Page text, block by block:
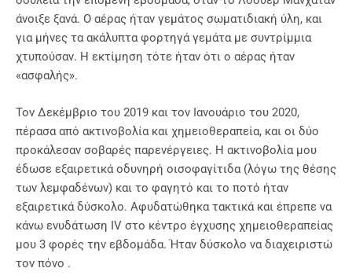
άνοιξε ξανά. Ο αέρας ήταν γεμάτος σωματιδιακή ύλη, και
για μήνες τα ακάλυπτα φορτηγά γεμάτα με συντρίμμια
χτυπούσαν. Η εκτίμηση τότε ήταν ότι ο αέρας ήταν
«ασφαλής».
Τον Δεκέμβριο του 2019 και τον Ιανουάριο του 2020,
πέρασα από ακτινοβολία και χημειοθεραπεία, και οι δύο
προκάλεσαν σοβαρές παρενέργειες. Η ακτινοβολία μου
έδωσε εξαιρετικά οδυνηρή οισοφαγίτιδα (λόγω της θέσης
των λεμφαδένων) και το φαγητό και το ποτό ήταν
εξαιρετικά δύσκολο. Αφυδατώθηκα τακτικά και έπρεπε να
κάνω ενυδάτωση IV στο κέντρο έγχυσης χημειοθεραπείας
μου 3 φορές την εβδομάδα. Ήταν δύσκολο να διαχειριστώ
τον πόνο .